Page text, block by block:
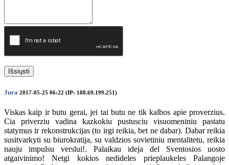
Išsiųsti
Jura 2017-05-25 06:22 (IP: 188.69.199.251)
Viskas kaip ir butu gerai, jei tai butu ne tik kalbos apie proverzius.
Cia priverziu vadina kazkokiu pustusciu visuomeniniu pastatu
statymus ir rekonstrukcijas (to irgi reikia, bet ne dabar). Dabar reikia
susitvarkyti su biurokratija, su valdzios sovietiniu mentalitetu, reikia
nauju impulsu verslui!. Palaikau ideja del Sventosios uosto
atgaivinimo! Netgi kokios nedideles prieplaukeles Palangoje